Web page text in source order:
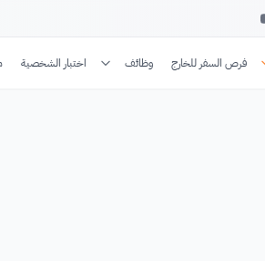
فرص السفر للخارج وظائف اختبار الشخصية